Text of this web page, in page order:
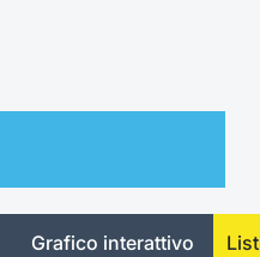
Grafico interattivo